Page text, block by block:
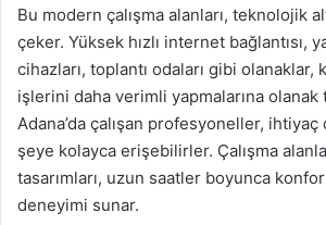
Bu modern çalışma alanları, teknolojik
çeker. Yüksek hızlı internet bağlantısı,
cihazları, toplantı odaları gibi olanaklar,
işlerini daha verimli yapmalarına olanak
Adana’da çalışan profesyoneller, ihtiyaç
şeye kolayca erişebilirler. Çalışma
tasarımları, uzun saatler boyunca
deneyimi sunar.